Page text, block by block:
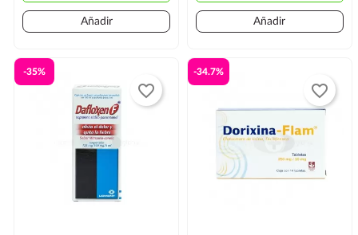
Añadir Añadir
-35%
favorite_border
-34.7%
favorite_border